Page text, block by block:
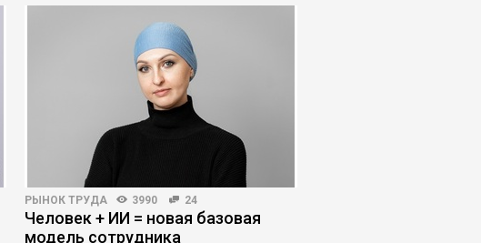
РЫНОК ТРУДА 3990 24
Человек + ИИ = новая базовая
модель сотрудника